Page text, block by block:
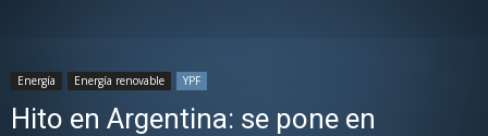
Energía Energía renovable YPF
Hito en Argentina: se pone en